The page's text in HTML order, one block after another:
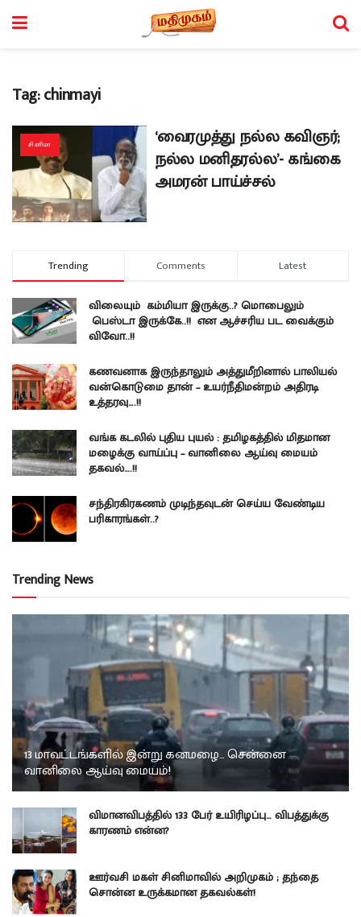
Tag:chinmayi
சினிமா
‘வைரமுத்து நல்ல கவிஞர்;
நல்ல மனிதரல்ல’- கங்கை
அமரன் பாய்ச்சல்
Trending Comments Latest
விலையும் கம்மியா இருக்கு..? மொபைலும்
பெஸ்டா இருக்கே..!! என ஆச்சரிய பட வைக்கும்
விவோ..!!
கணவனாக இருந்தாலும் அத்துமீறினால் பாலியல்
வன்கொடுமை தான் – உயர்நீதிமன்றம் அதிரடி
உத்தரவு….!!
வங்க கடலில் புதிய புயல் : தமிழகத்தில் மிதமான
மழைக்கு வாய்ப்பு – வானிலை ஆய்வு மையம்
தகவல்….!!
சந்திரகிரகணம் முடிந்தவுடன் செய்ய வேண்டிய
பரிகாரங்கள்..?
Trending News
13 மாவட்டங்களில் இன்று கனமழை… சென்னை
வானிலை ஆய்வு மையம்!
விமானவிபத்தில் 133 பேர் உயிரிழப்பு… விபத்துக்கு
காரணம் என்ன?
ஊர்வசி மகள் சினிமாவில் அறிமுகம் ; தந்தை
சொன்ன உருக்கமான தகவல்கள்!